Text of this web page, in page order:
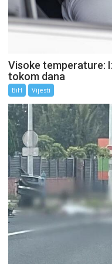
Visoke temperature:
tokom dana
BiH Vijesti